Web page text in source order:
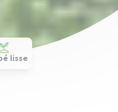
lisse